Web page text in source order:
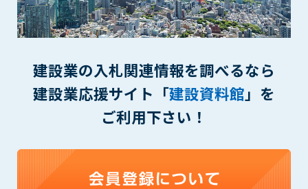
建設業の入札関連情報を調べるなら
建設業応援サイト「建設資料館」を
ご利用下さい！
できるものとします。これに起因する会員または他の第三者が
被った損害について管理者は､一切の責任をも負わないものと
します。
会員の氏名、住所、性別、年齢、メールアドレスその他本サー
ビスの提供に関連して管理者が知り得た会員の個人情報（以下
個人情報といいます）について、管理者は、以下の各号に該当
する場合を除き、第三者に開示または提供しないものとしま
(1) 会員が、自己の個人情報の開示に事前に同意している場合
(2) 個々の会員を特定できない統計的な処理をした形式で第三
者に提供する場合